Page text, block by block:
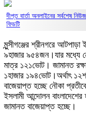
দীপ্ত বার্তা অনলাইনের সর্বশেষ
ফিডটি
মুন্সীগঞ্জের শ্রীনগরে
৯হাজার ৯৫৪জন।যার মধ্যে
মাত্র ১২১ভোট। জামানত
১হাজার ১৯৪ভোট।অর্থাৎ
বাজেয়াপ্ত হচ্ছে নৌকা
ইসলামী আন্দোলন
জামানত বাজেয়াপ্ত হচ্ছে।